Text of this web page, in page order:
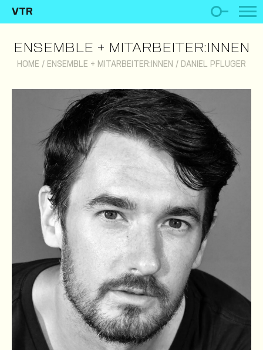
VTR
ENSEMBLE + MITARBEITER:INNEN
HOME / ENSEMBLE + MITARBEITER:INNEN / DANIEL PFLUGER